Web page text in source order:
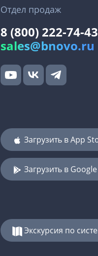
Отдел продаж
8 (800) 222-74-43
sales@bnovo.ru
Загрузить в App
Загрузить в
Экскурсия по